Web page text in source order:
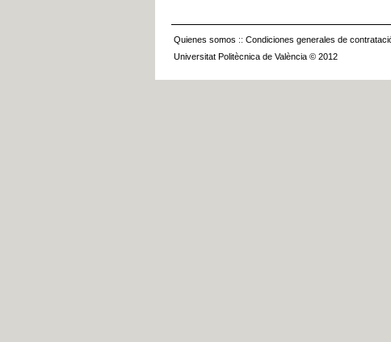
Quienes somos :: Condiciones generales de
Universitat Politècnica de València © 2012